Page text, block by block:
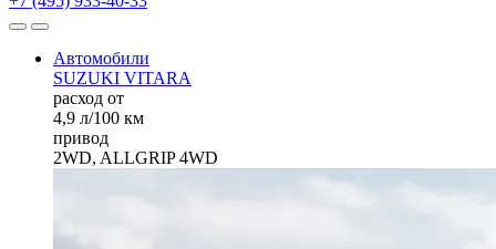
Автомобили
SUZUKI VITARA
расход от
4,9 л/100 км
привод
2WD, ALLGRIP 4WD